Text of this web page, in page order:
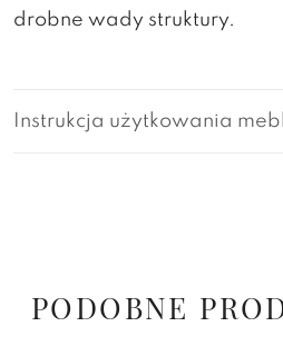
drobne wady struktury.
Instrukcja użytkowania
PODOBNE